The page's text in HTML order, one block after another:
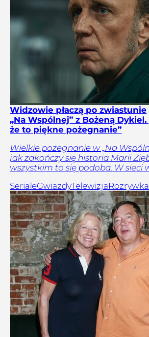
Widzowie płaczą po zwiastunie
„Na Wspólnej” z Bożeną Dykiel.
że to piękne pożegnanie”
Wielkie pożegnanie w „Na
jak zakończy się historia Marii
wszystkim to się podoba. W sieci
SerialeGwiazdyTelewizjaRozrywka